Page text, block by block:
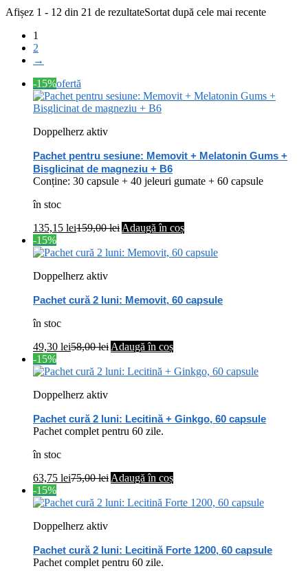
Afișez 1 - 12 din 21 de rezultateSortat după cele mai recente
1
2
→
-15%ofertă
Doppelherz aktiv
Pachet pentru sesiune: Memovit + Melatonin Gums +
Bisglicinat de magneziu + B6
Conține: 30 capsule + 40 jeleuri gumate + 60 capsule
în stoc
135,15 lei159,00lei Adaugă în coș
-15%
Doppelherz aktiv
Pachet cură 2 luni: Memovit, 60 capsule
în stoc
49,30 lei58,00lei Adaugă în coș
-15%
Doppelherz aktiv
Pachet cură 2 luni: Lecitină + Ginkgo, 60 capsule
Pachet complet pentru 60 zile.
în stoc
63,75 lei75,00lei Adaugă în coș
-15%
Doppelherz aktiv
Pachet cură 2 luni: Lecitină Forte 1200, 60 capsule
Pachet complet pentru 60 zile.